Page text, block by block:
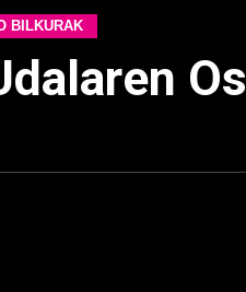
BILKURAK